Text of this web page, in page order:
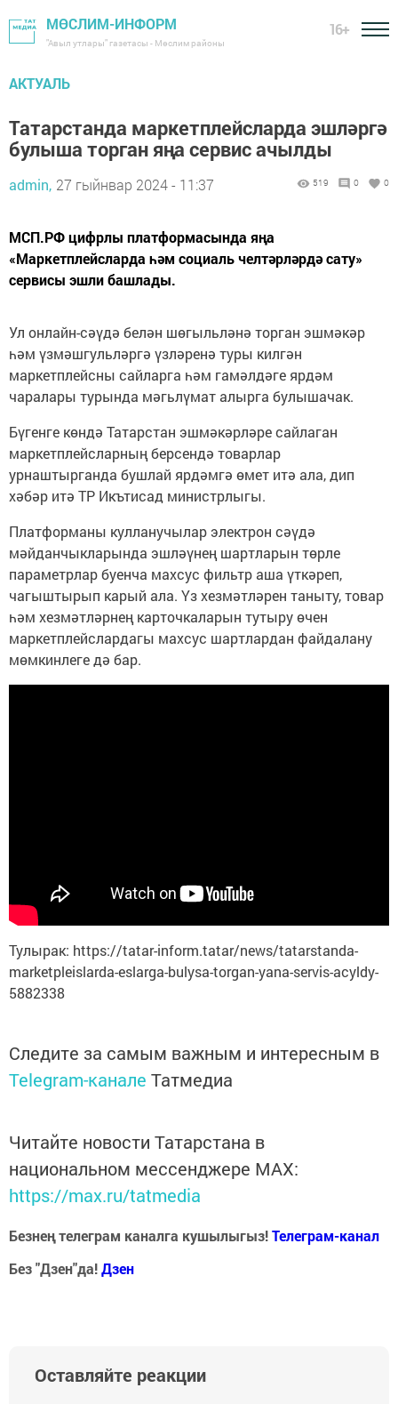
МӨСЛИМ-ИНФОРМ
"Авыл утлары" газетасы - Мөслим районы
16+
АКТУАЛЬ
Татарстанда маркетплейсларда эшләргә
булыша торган яңа сервис ачылды
admin, 27 гыйнвар 2024 - 11:37 519 0 0
МСП.РФ цифрлы платформасында яңа
«Маркетплейсларда һәм социаль челтәрләрдә сату»
сервисы эшли башлады.
Ул онлайн-сәүдә белән шөгыльләнә торган эшмәкәр
һәм үзмәшгульләргә үзләренә туры килгән
маркетплейсны сайларга һәм гамәлдәге ярдәм
чаралары турында мәгьлүмат алырга булышачак.
Бүгенге көндә Татарстан эшмәкәрләре сайлаган
маркетплейсларның берсендә товарлар
урнаштырганда бушлай ярдәмгә өмет итә ала, дип
хәбәр итә ТР Икътисад министрлыгы.
Платформаны кулланучылар электрон сәүдә
мәйданчыкларында эшләүнең шартларын төрле
параметрлар буенча махсус фильтр аша үткәреп,
чагыштырып карый ала. Үз хезмәтләрен таныту, товар
һәм хезмәтләрнең карточкаларын тутыру өчен
маркетплейслардагы махсус шартлардан файдалану
мөмкинлеге дә бар.
Тулырак: https://tatar-inform.tatar/news/tatarstanda-
marketpleislarda-eslarga-bulysa-torgan-yana-servis-acyldy-
5882338
Следите за самым важным и интересным в
Telegram-канале Татмедиа
Читайте новости Татарстана в
национальном мессенджере MАХ:
https://max.ru/tatmedia
Безнең телеграм каналга кушылыгыз!Телеграм-канал
Без "Дзен"да!Дзен
Оставляйте реакции